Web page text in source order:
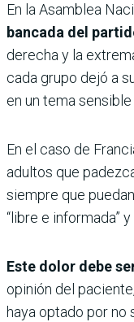
En la Asamblea
bancada del
derecha y la
cada grupo dejó a
en un tema
En el caso de
adultos que
siempre que
“libre e informada”
Este dolor debe
opinión del
haya optado por